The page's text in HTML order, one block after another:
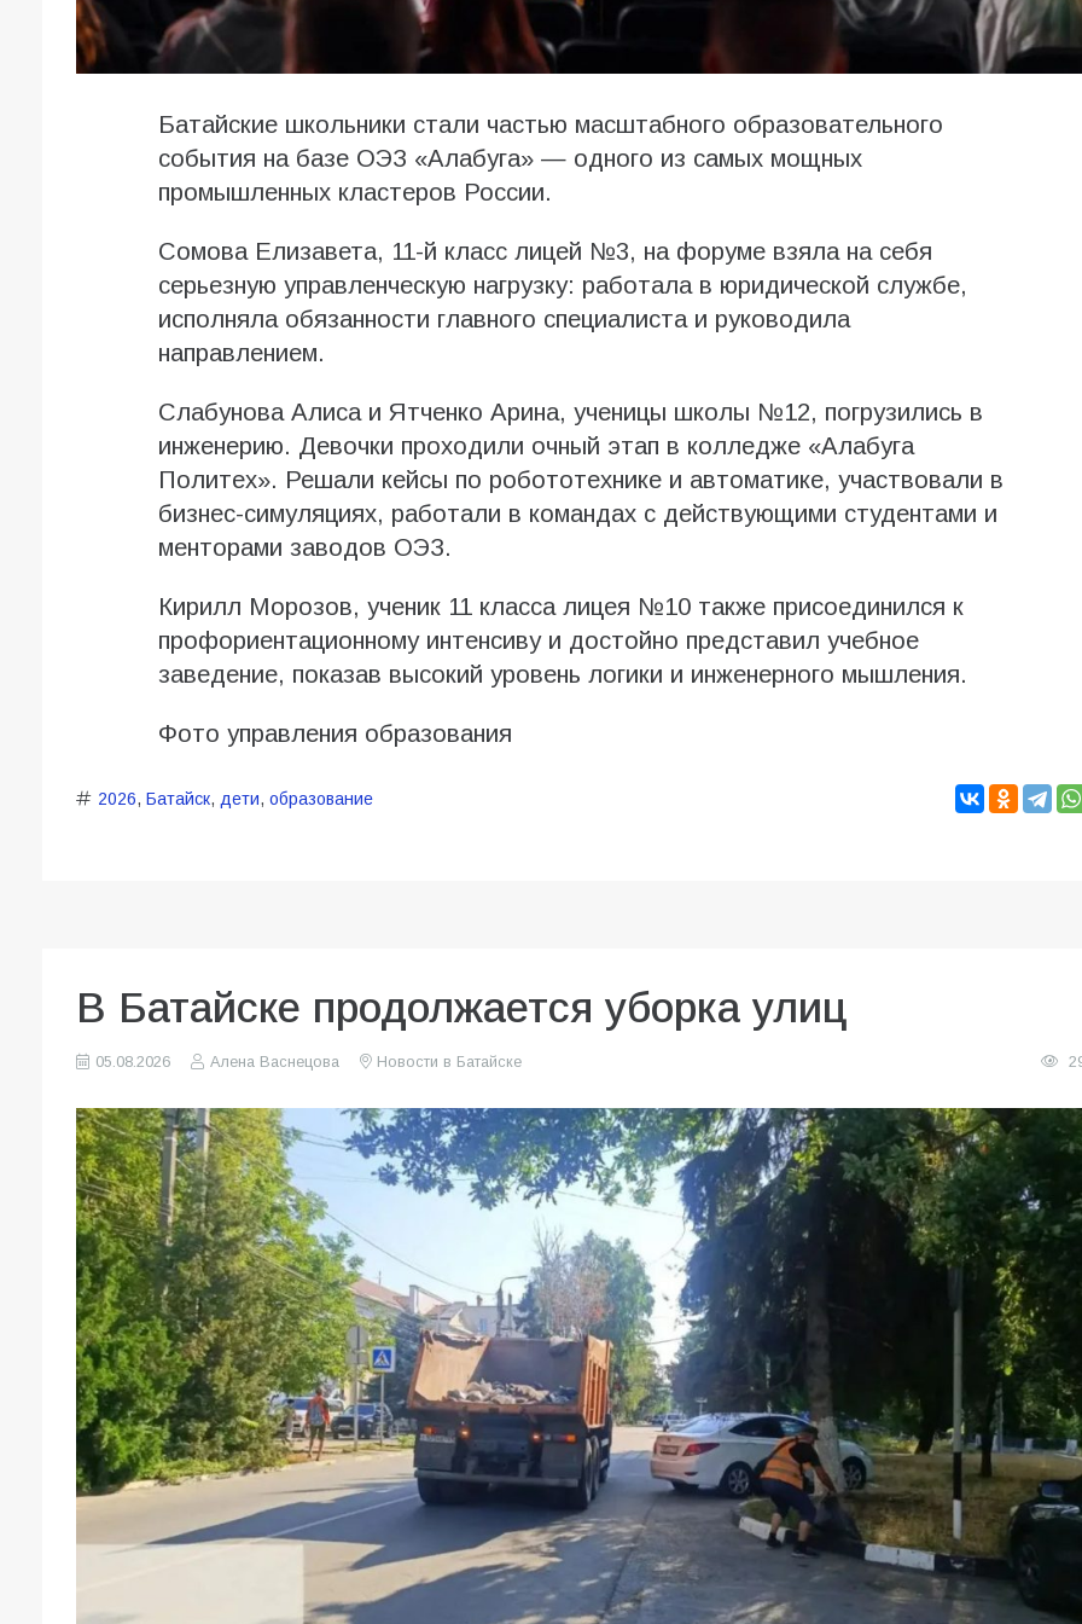
Батайские школьники стали частью масштабного образовательного
события на базе ОЭЗ «Алабуга» — одного из самых мощных
промышленных кластеров России.
Сомова Елизавета, 11-й класс лицей №3, на форуме взяла на себя
серьезную управленческую нагрузку: работала в юридической службе,
исполняла обязанности главного специалиста и руководила
направлением.
Слабунова Алиса и Ятченко Арина, ученицы школы №12, погрузились в
инженерию. Девочки проходили очный этап в колледже «Алабуга
Политех». Решали кейсы по робототехнике и автоматике, участвовали в
бизнес-симуляциях, работали в командах с действующими студентами и
менторами заводов ОЭЗ.
Кирилл Морозов, ученик 11 класса лицея №10 также присоединился к
профориентационному интенсиву и достойно представил учебное
заведение, показав высокий уровень логики и инженерного мышления.
Фото управления образования
2026, Батайск, дети, образование
В Батайске продолжается уборка улиц
05.08.2026 Алена Васнецова Новости в Батайске